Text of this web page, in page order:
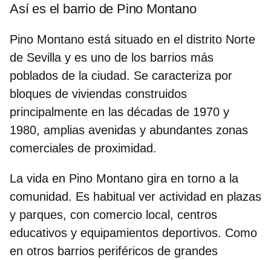
Así es el barrio de Pino Montano
Pino Montano está situado en el distrito Norte
de Sevilla y es uno de los barrios más
poblados de la ciudad. Se caracteriza por
bloques de viviendas construidos
principalmente en las décadas de 1970 y
1980, amplias avenidas y abundantes zonas
comerciales de proximidad.
La vida en Pino Montano gira en torno a la
comunidad. Es habitual ver actividad en plazas
y parques, con comercio local, centros
educativos y equipamientos deportivos. Como
en otros barrios periféricos de grandes